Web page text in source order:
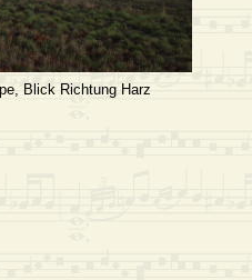
Blick Richtung Harz